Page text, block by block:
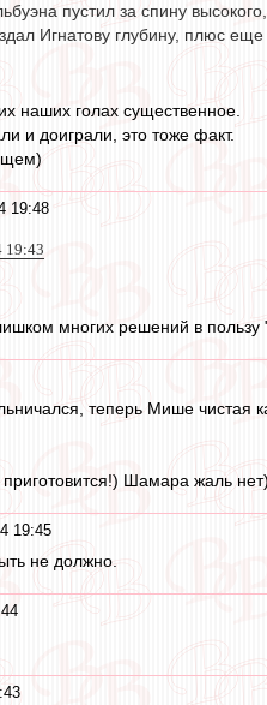
пустил за спину
Игнатову глубину, плюс
наших голах существенное.
и доиграли, это тоже факт.
19:48
19:43
многих решений в пользу
теперь Мише чистая
Шамара жаль нет)
19:45
не должно.